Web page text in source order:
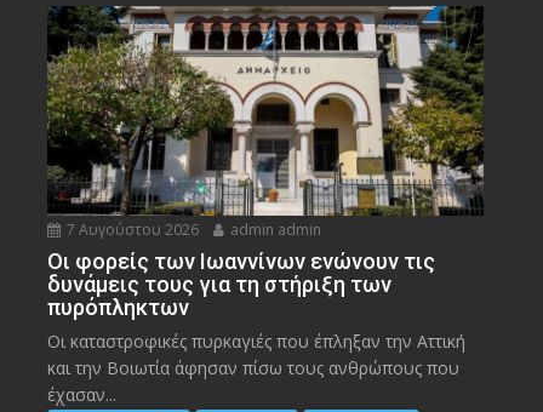
7 Αυγούστου 2026 admin admin
Οι φορείς των Ιωαννίνων ενώνουν τις
δυνάμεις τους για τη στήριξη των
πυρόπληκτων
Οι καταστροφικές πυρκαγιές που έπληξαν την Αττική
και την Bοιωτία άφησαν πίσω τους ανθρώπους που
έχασαν...